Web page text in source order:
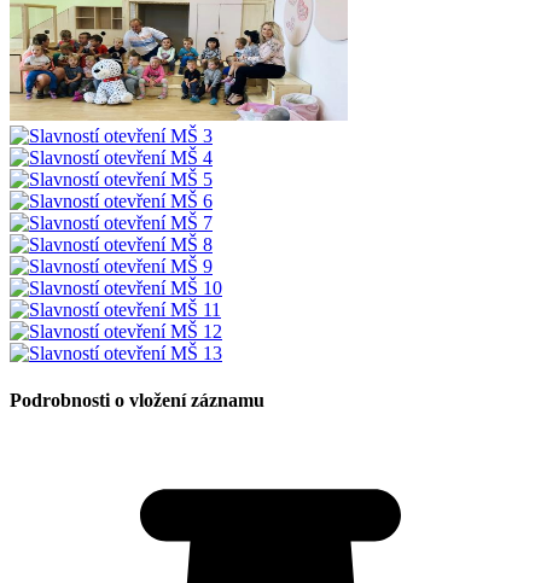
Podrobnosti o vložení záznamu